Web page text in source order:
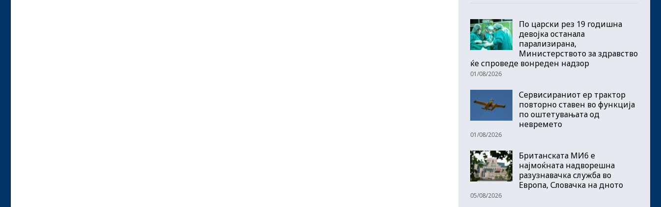
По царски рез 19 годишна
девојка останала
парализирана,
Министерството за здравство
ќе спроведе вонреден надзор
01/08/2026
Сервисираниот ер трактор
повторно ставен во функција
по оштетувањата од
невремето
01/08/2026
Британската МИ6 е
најмоќната надворешна
разузнавачка служба во
Европа, Словачка на дното
05/08/2026